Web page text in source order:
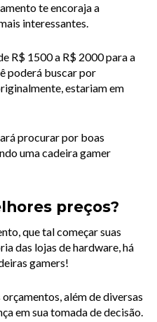
te encoraja a
interessantes.
R$ 1500 a R$ 2000 para a
poderá buscar por
estariam em
procurar por boas
uma cadeira gamer
preços?
que tal começar suas
das lojas de hardware, há
gamers!
além de diversas
em sua tomada de decisão.